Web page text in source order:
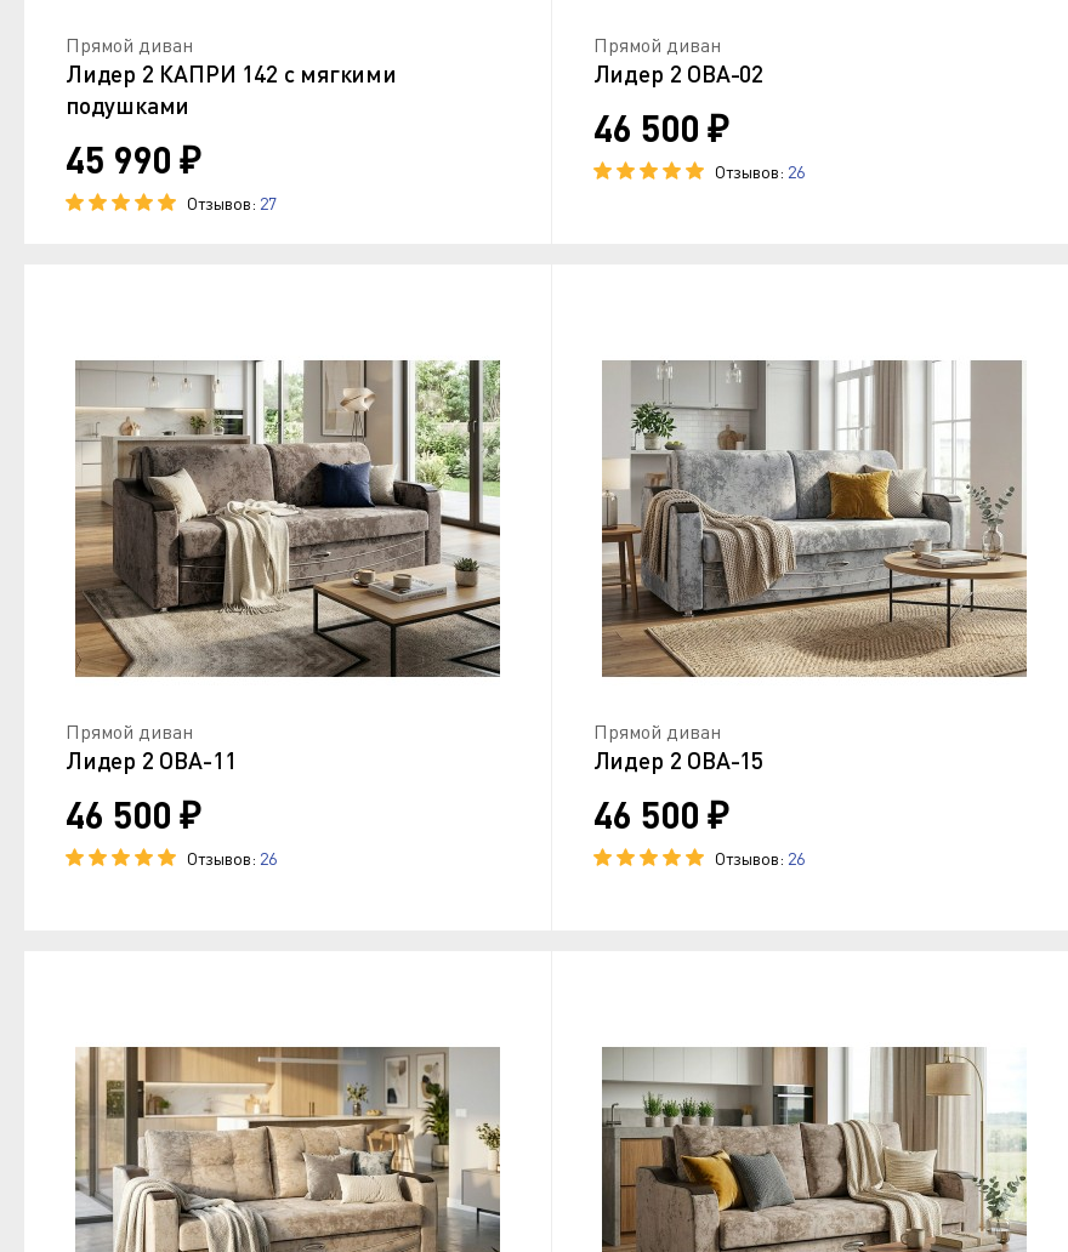
Прямой диван
Лидер 2 КАПРИ 142 с мягкими
подушками
45 990 ₽
Отзывов: 27
Прямой диван
Лидер 2 ОВА-02
46 500 ₽
Отзывов: 26
Прямой диван
Лидер 2 ОВА-11
46 500 ₽
Отзывов: 26
Прямой диван
Лидер 2 ОВА-15
46 500 ₽
Отзывов: 26